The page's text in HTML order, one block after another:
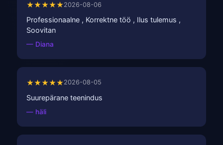
★★★★★2026-08-06
Professionaalne , Korrektne töö , Ilus tulemus ,
Soovitan
— Diana
★★★★★2026-08-05
Suurepärane teenindus
— häli